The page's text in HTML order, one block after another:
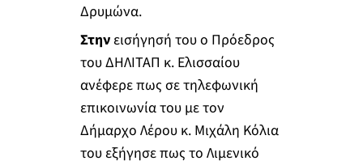
Δρυμώνα.
Στηνεισήγησή του ο Πρόεδρος
του ΔΗΛΙΤΑΠ κ. Ελισσαίου
ανέφερε πως σε τηλεφωνική
επικοινωνία του με τον
Δήμαρχο Λέρου κ. Μιχάλη Κόλια
του εξήγησε πως το Λιμενικό